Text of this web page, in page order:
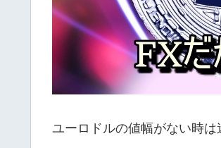
ユーロドルの値幅がない時は